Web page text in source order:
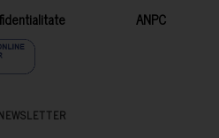
ANPC